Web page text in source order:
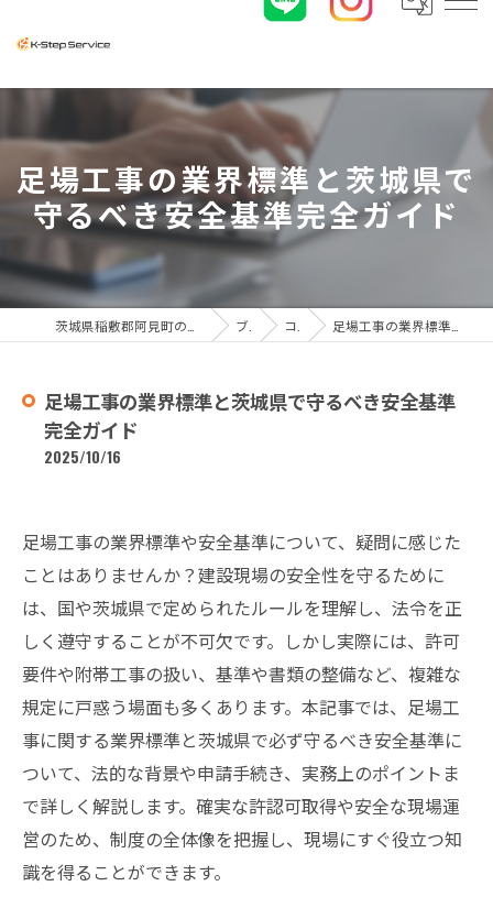
足場工事の業界標準と茨城県で
守るべき安全基準完全ガイド
ブログ コラム 足場工事の業界標準と茨城県で守るべき安全基準完全ガイド
足場工事の業界標準と茨城県で守るべき安全基準
完全ガイド
2025/10/16
足場工事の業界標準や安全基準について、疑問に感じた
ことはありませんか？建設現場の安全性を守るために
は、国や茨城県で定められたルールを理解し、法令を正
しく遵守することが不可欠です。しかし実際には、許可
要件や附帯工事の扱い、基準や書類の整備など、複雑な
規定に戸惑う場面も多くあります。本記事では、足場工
事に関する業界標準と茨城県で必ず守るべき安全基準に
ついて、法的な背景や申請手続き、実務上のポイントま
で詳しく解説します。確実な許認可取得や安全な現場運
営のため、制度の全体像を把握し、現場にすぐ役立つ知
識を得ることができます。